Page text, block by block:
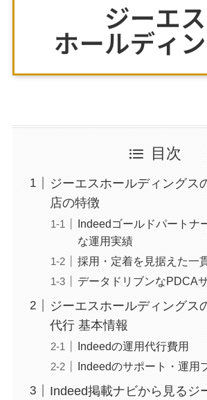
目次
ジーエスホールディングス
店の特徴
Indeedゴールドパートナ
な運用実績
採用・定着を見据えた一
データドリブンなPDCA
ジーエスホールディングス
代行 基本情報
Indeedの運用代行費用
Indeedのサポート・運用
Indeed掲載ナビから見るジ